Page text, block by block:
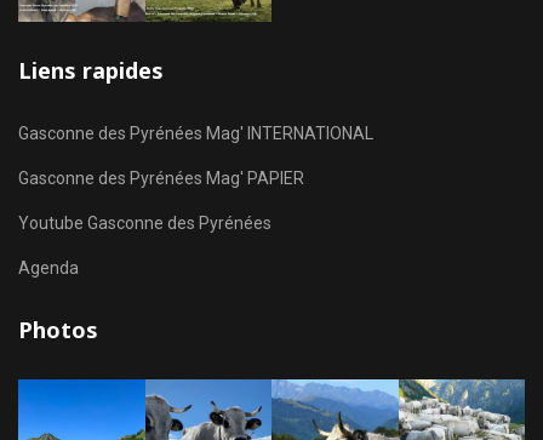
Liens rapides
Gasconne des Pyrénées Mag' INTERNATIONAL
Gasconne des Pyrénées Mag' PAPIER
Youtube Gasconne des Pyrénées
Agenda
Photos